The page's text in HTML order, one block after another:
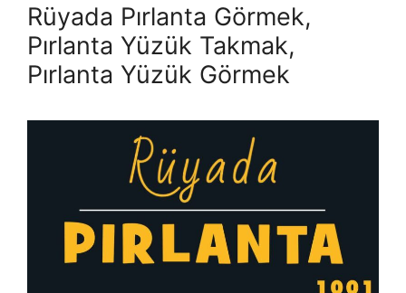
Rüyada Pırlanta Görmek,
Pırlanta Yüzük Takmak,
Pırlanta Yüzük Görmek